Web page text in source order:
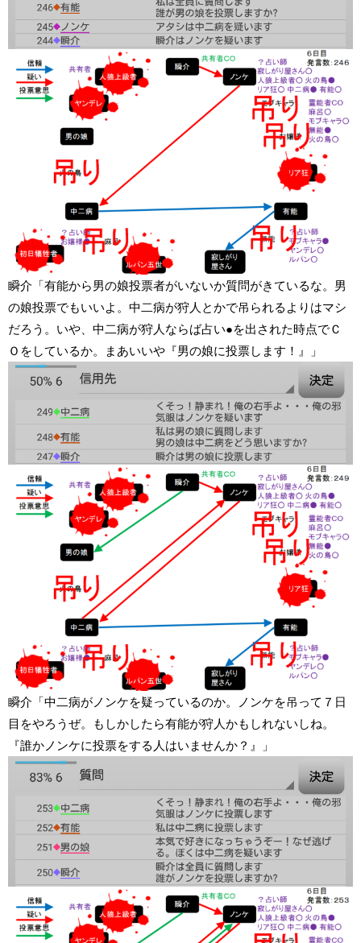
瞬介「有能から男の娘投票者がいないか質問がきているな。男
の娘投票でもいいよ。中二病が狩人とかで吊られるよりはマシ
だろう。いや、中二病が狩人ならば占い●を出された時点でＣ
Ｏをしているか。まあいいや『男の娘に投票します！』」
瞬介「中二病がノンケを疑っているのか。ノンケを吊って７日
目をやろうぜ。もしかしたら有能が狩人かもしれないしね。
『誰かノンケに投票をする人はいませんか？』」